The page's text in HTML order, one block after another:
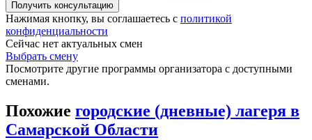
Получить консультацию
Нажимая кнопку, вы соглашаетесь с политикой
конфиденциальности
Сейчас нет актуальных смен
Выбрать смену
Посмотрите другие программы организатора с доступными
сменами.
Похожие городские (дневные) лагеря в
Самарской Области